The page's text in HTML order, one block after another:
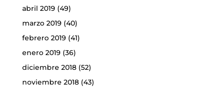
abril 2019 (49)
marzo 2019 (40)
febrero 2019 (41)
enero 2019 (36)
diciembre 2018(52)
noviembre 2018(43)